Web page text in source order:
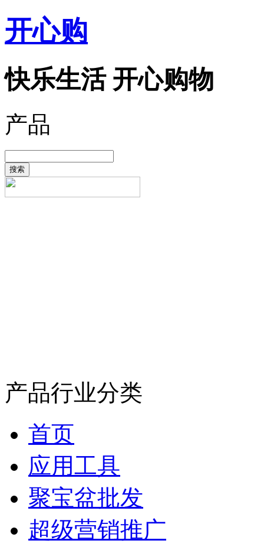
开心购
快乐生活 开心购物
产品
搜索
产品行业分类
首页
应用工具
聚宝盆批发
超级营销推广